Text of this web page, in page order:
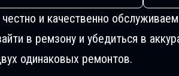
и качественно
в ремзону и убедиться в
одинаковых ремонтов.